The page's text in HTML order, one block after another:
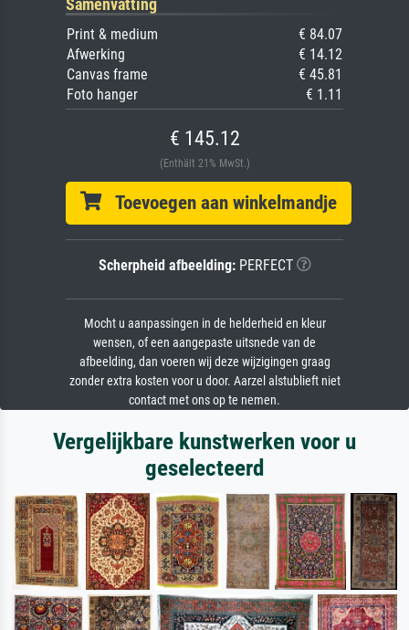
Print & medium
€ 84.07
Afwerking
€ 14.12
Canvas frame
€ 45.81
Foto hanger
€ 1.11
€ 145.12
(Enthält 21% MwSt.)
Toevoegen aan winkelmandje
Scherpheid afbeelding:PERFECT
Mocht u aanpassingen in de helderheid en kleur
wensen, of een aangepaste uitsnede van de
afbeelding, dan voeren wij deze wijzigingen graag
zonder extra kosten voor u door. Aarzel alstublieft niet
contact met ons op te nemen.
Vergelijkbare kunstwerken voor u
geselecteerd